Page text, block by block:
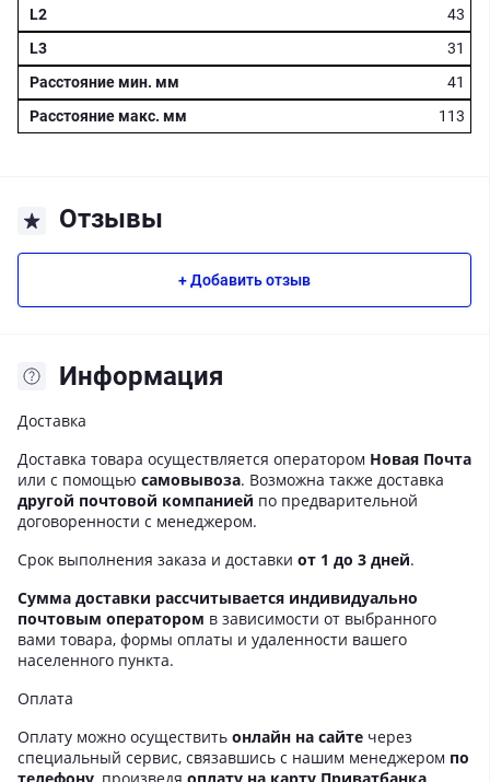
43
31
41
113
Отзывы
+ Добавить отзыв
Информация
Доставка
Доставка товара осуществляется оператором Новая Почта
или с помощью самовывоза. Возможна также доставка
другой почтовой компанией по предварительной
договоренности с менеджером.
Срок выполнения заказа и доставки от 1 до 3 дней.
Сумма доставки рассчитывается индивидуально
почтовым оператором в зависимости от выбранного
вами товара, формы оплаты и удаленности вашего
населенного пункта.
Оплата
Оплату можно осуществить онлайн на сайте через
специальный сервис, связавшись с нашим менеджером по